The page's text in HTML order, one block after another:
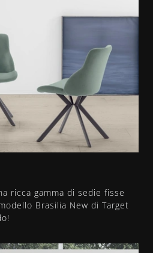
ricca gamma di sedie fisse
Brasilia New di Target